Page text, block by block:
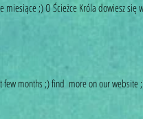
miesiące ;) O Ścieżce Króla dowiesz
few months ;) find  more on our website